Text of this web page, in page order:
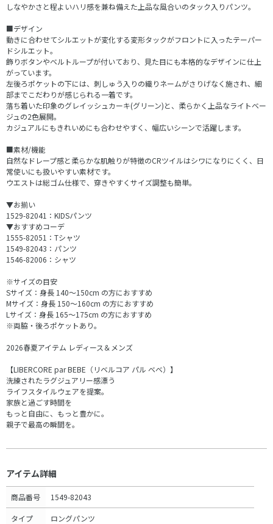
しなやかさと程よいハリ感を兼ね備えた上品な風合いのタック入りパンツ。
■デザイン
動きに合わせてシルエットが変化する変形タックがフロントに入ったテーパー
ドシルエット。
飾りボタンやベルトループが付いており、見た目にも本格的なデザインに仕上
がっています。
左後ろポケットの下には、刺しゅう入りの織りネームがさりげなく施され、細
部までこだわりが感じられる一着です。
落ち着いた印象のグレイッシュカーキ(グリーン)と、柔らかく上品なライトベー
ジュの2色展開。
カジュアルにもきれいめにも合わせやすく、幅広いシーンで活躍します。
■素材/機能
自然なドレープ感と柔らかな肌触りが特徴のCRツイルはシワになりにくく、日
常使いにも扱いやすい素材です。
ウエストは総ゴム仕様で、穿きやすくサイズ調整も簡単。
▼お揃い
1529-82041：KIDSパンツ
▼おすすめコーデ
1555-82051：Tシャツ
1549-82043：パンツ
1546-82006：シャツ
※サイズの目安
Sサイズ：身長 140～150cm の方におすすめ
Mサイズ：身長 150～160cm の方におすすめ
Lサイズ：身長 165～175cm の方におすすめ
※両脇・後ろポケットあり。
2026春夏アイテム レディース＆メンズ
【LIBERCORE par BEBE（リベルコア パル ベベ）】
洗練されたラグジュアリー感漂う
ライフスタイルウェアを提案。
家族と過ごす時間を
もっと自由に、もっと豊かに。
親子で最高の瞬間を。
アイテム詳細
商品番号 1549-82043
タイプ ロングパンツ